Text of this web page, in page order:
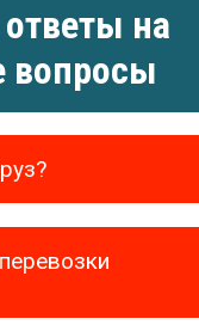
на
вопросы